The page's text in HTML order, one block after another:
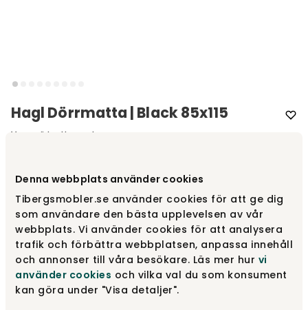
Denna webbplats använder cookies
Tibergsmobler.se använder cookies för att ge dig
som användare den bästa upplevelsen av vår
webbplats. Vi använder cookies för att analysera
trafik och förbättra webbplatsen, anpassa innehåll
och annonser till våra besökare. Läs mer hur vi
använder cookies och vilka val du som konsument
kan göra under "Visa detaljer".
Hagl Dörrmatta | Black 85x115
Varumärke Heymat
Välj färgBlack
Black
Silver 3 000 kr